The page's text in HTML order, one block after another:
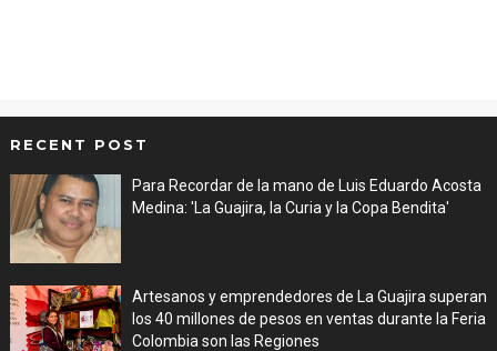
RECENT POST
Para Recordar de la mano de Luis Eduardo Acosta
Medina: 'La Guajira, la Curia y la Copa Bendita'
Artesanos y emprendedores de La Guajira superan
los 40 millones de pesos en ventas durante la Feria
Colombia son las Regiones